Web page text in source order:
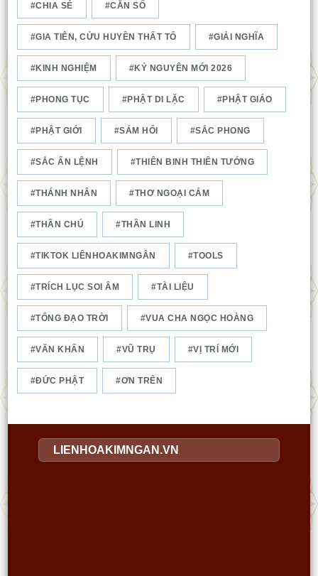
CHIA SẺ CĂN SỐ
GIA TIÊN, CỬU HUYỀN THẤT TỔ GIẢI NGHĨA
KINH NGHIỆM KỶ NGUYÊN MỚI 2026
PHONG TỤC PHẬT DI LẶC PHẬT GIÁO
PHẬT GIỚI SÁM HỐI SẮC PHONG
SẮC ẤN LỆNH THIÊN BINH THIÊN TƯỚNG
THÁNH NHÂN THƠ NGOẠI CẢM
THẦN CHÚ THẦN LINH
TIKTOK LIÊNHOAKIMNGÂN TOOLS
TRÍCH LỤC SOI ÂM TÀI LIỆU
TỔNG ĐẠO TRỜI VUA CHA NGỌC HOÀNG
VĂN KHẤN VŨ TRỤ VỊ TRÍ MỚI
ĐỨC PHẬT ƠN TRÊN
LIENHOAKIMNGAN.VN